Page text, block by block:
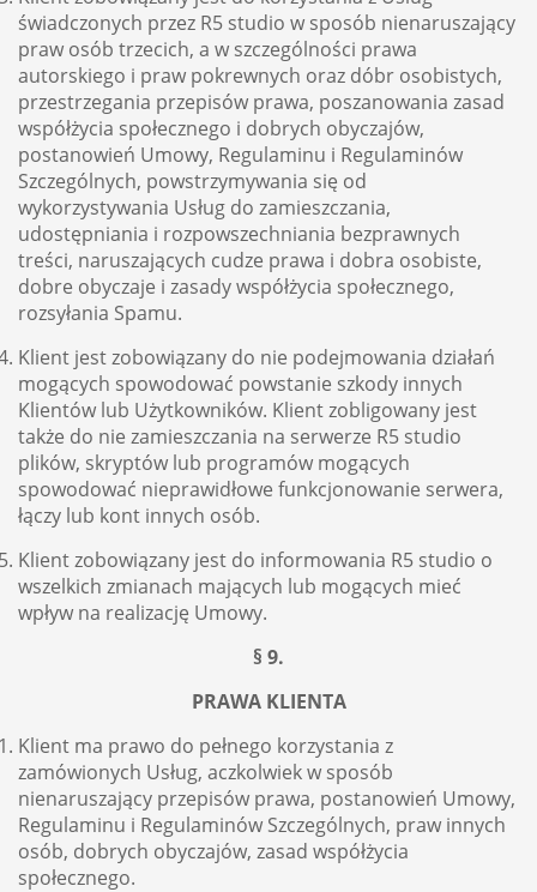
świadczonych przez R5 studio w sposób nienaruszający
praw osób trzecich, a w szczególności prawa
autorskiego i praw pokrewnych oraz dóbr osobistych,
przestrzegania przepisów prawa, poszanowania zasad
współżycia społecznego i dobrych obyczajów,
postanowień Umowy, Regulaminu i Regulaminów
Szczególnych, powstrzymywania się od
wykorzystywania Usług do zamieszczania,
udostępniania i rozpowszechniania bezprawnych
treści, naruszających cudze prawa i dobra osobiste,
dobre obyczaje i zasady współżycia społecznego,
rozsyłania Spamu.
Klient jest zobowiązany do nie podejmowania działań
mogących spowodować powstanie szkody innych
Klientów lub Użytkowników. Klient zobligowany jest
także do nie zamieszczania na serwerze R5 studio
plików, skryptów lub programów mogących
spowodować nieprawidłowe funkcjonowanie serwera,
łączy lub kont innych osób.
Klient zobowiązany jest do informowania R5 studio o
wszelkich zmianach mających lub mogących mieć
wpływ na realizację Umowy.
§ 9.
PRAWA KLIENTA
Klient ma prawo do pełnego korzystania z
zamówionych Usług, aczkolwiek w sposób
nienaruszający przepisów prawa, postanowień Umowy,
Regulaminu i Regulaminów Szczególnych, praw innych
osób, dobrych obyczajów, zasad współżycia
społecznego.